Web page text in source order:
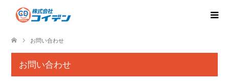
お問い合わせ
お問い合わせ